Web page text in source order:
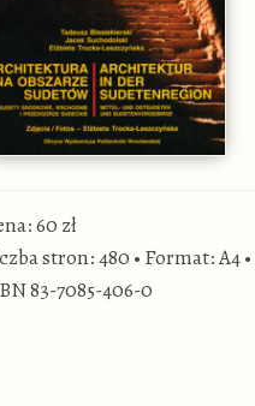
60 zł
stron: 480 • Format: A4•
83-7085-406-0